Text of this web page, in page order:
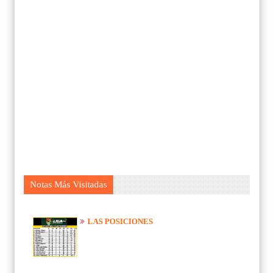
Notas Más Visitadas
LAS POSICIONES